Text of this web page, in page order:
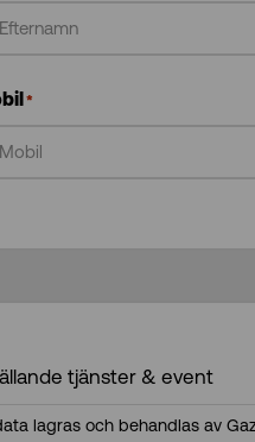
*
tjänster & event
lagras och behandlas av